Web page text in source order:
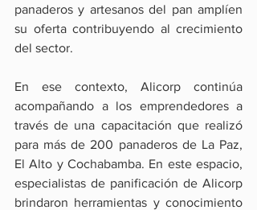
panaderos y artesanos del pan amplíen
su oferta contribuyendo al crecimiento
del sector.
En ese contexto, Alicorp continúa
acompañando a los emprendedores a
través de una capacitación que realizó
para más de 200 panaderos de La Paz,
El Alto y Cochabamba. En este espacio,
especialistas de panificación de Alicorp
brindaron herramientas y conocimiento